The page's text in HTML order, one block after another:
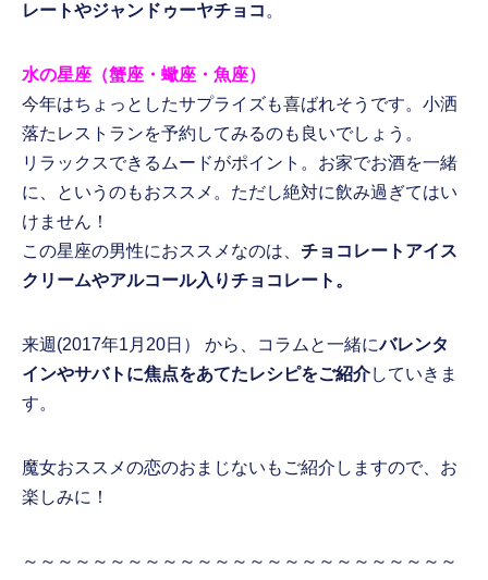
レートやジャンドゥーヤチョコ 。
水の星座（蟹座・蠍座・魚座）
今年はちょっとしたサプライズも喜ばれそうです。小洒
落たレストランを予約してみるのも良いでしょう。
リラックスできるムードがポイント。お家でお酒を一緒
に、というのもおススメ。ただし絶対に飲み過ぎてはい
けません！
この星座の男性におススメなのは、チョコレートアイス
クリームやアルコール入りチョコレート。
来週(2017年1月20日） から、コラムと一緒にバレンタ
インやサバトに焦点をあてたレシピをご紹介していきま
す。
魔女おススメの恋のおまじないもご紹介しますので、お
楽しみに！
～～～～～～～～～～～～～～～～～～～～～～～～～